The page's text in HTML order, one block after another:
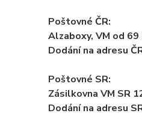
Poštovné ČR:
Alzaboxy, VM od 69
Dodání na adresu
Poštovné SR:
Zásilkovna VM SR
Dodánína adresu